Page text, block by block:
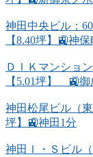
神田中央ビル：
【8.40坪】🚉神
ＤＩＫマンショ
【5.01坪】 🚉
神田松尾ビル（
坪】🚉神田1分
神田Ｉ・Ｓビル